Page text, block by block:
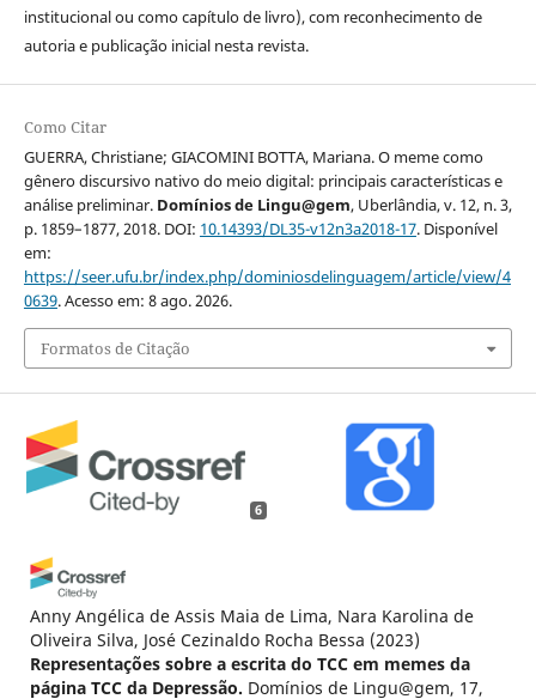
institucional ou como capítulo de livro), com reconhecimento de
autoria e publicação inicial nesta revista.
Como Citar
GUERRA, Christiane; GIACOMINI BOTTA, Mariana. O meme como
gênero discursivo nativo do meio digital: principais características e
análise preliminar. Domínios de Lingu@gem, Uberlândia, v. 12, n. 3,
p. 1859–1877, 2018. DOI: 10.14393/DL35-v12n3a2018-17. Disponível
em:
https://seer.ufu.br/index.php/dominiosdelinguagem/article/view/4
0639. Acesso em: 8 ago. 2026.
Formatos de Citação
6
Anny Angélica de Assis Maia de Lima, Nara Karolina de
Oliveira Silva, José Cezinaldo Rocha Bessa (2023)
Representações sobre a escrita do TCC em memes da
página TCC da Depressão. Domínios de Lingu@gem, 17,